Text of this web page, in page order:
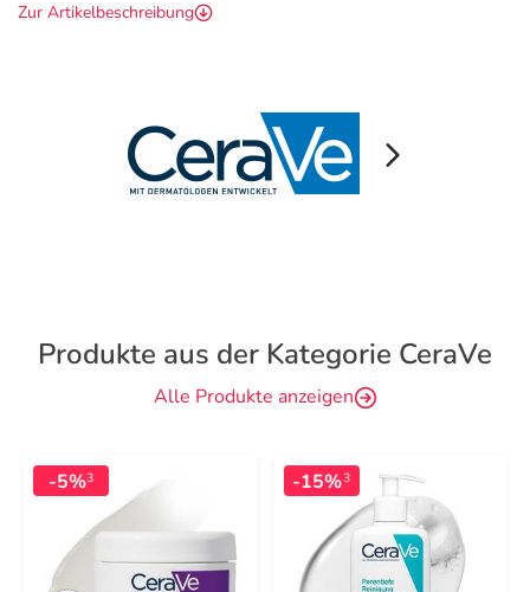
Zur Artikelbeschreibung
Produkte aus der Kategorie CeraVe
Alle Produkte anzeigen
-5%3 -15%3